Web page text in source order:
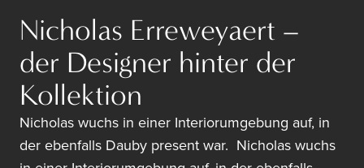
Nicholas Erreweyaert –
der Designer hinter der
Kollektion
Nicholas wuchs in einer Interiorumgebung auf, in
der ebenfalls Dauby present war. Nicholas wuchs